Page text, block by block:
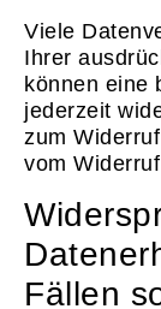
Viele
Ihrer
können eine
jederzeit
zum
vom
Fällen